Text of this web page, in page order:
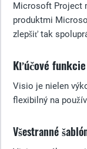
Microsoft Project
produktmi
zlepšiť tak
Kľúčové
Visio je nielen
flexibilný na
Všestranné